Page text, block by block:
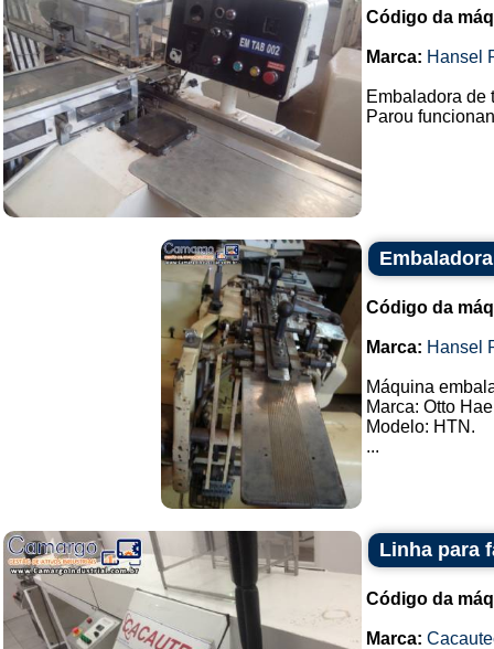
Código da
Marca: Hansel
Embaladora de
Parou
Código da
Marca: Hansel
Máquina
Marca: Otto
Modelo: HTN.
...
Linha para
Código da
Marca: